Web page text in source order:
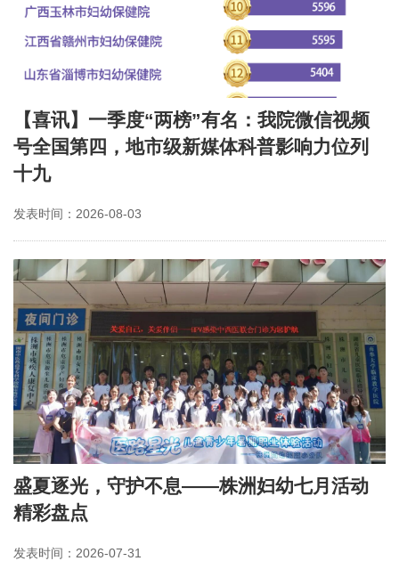
【喜讯】一季度“两榜”有名：我院微信视频
号全国第四，地市级新媒体科普影响力位列
十九
发表时间：2026-08-03
盛夏逐光，守护不息——株洲妇幼七月活动
精彩盘点
发表时间：2026-07-31